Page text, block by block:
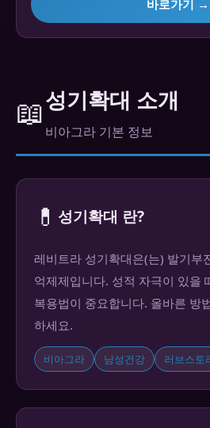
바로가기 →
📖성기확대 소개
비아그라 기본 정보
💊 성기확대 란?
레비트라 성기확대은(는) 발기부
억제제입니다. 성적 자극이 있을
복용법이 중요합니다. 올바른 방
하세요.
비아그라 남성건강 러브스토